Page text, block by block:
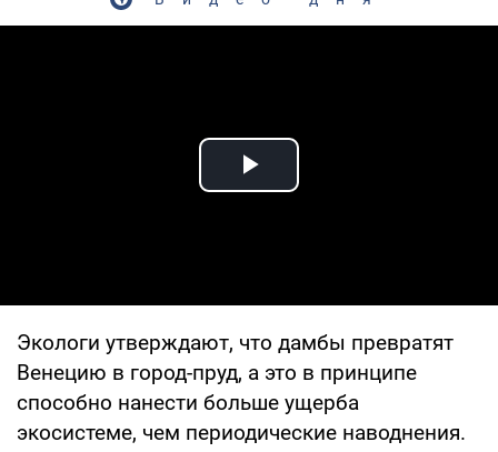
Play Video
Экологи утверждают, что дамбы превратят
Венецию в город-пруд, а это в принципе
способно нанести больше ущерба
экосистеме, чем периодические наводнения.